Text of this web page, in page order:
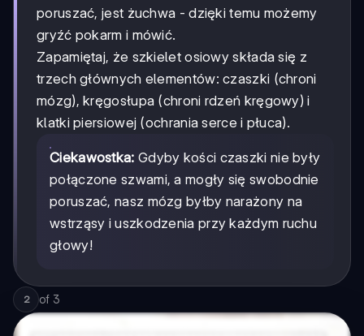
poruszać, jest żuchwa - dzięki temu możemy
gryźć pokarm i mówić.
Zapamiętaj, że szkielet osiowy składa się z
trzech głównych elementów: czaszki (chroni
mózg), kręgosłupa (chroni rdzeń kręgowy) i
klatki piersiowej (ochrania serce i płuca).
Ciekawostka: Gdyby kości czaszki nie były
połączone szwami, a mogły się swobodnie
poruszać, nasz mózg byłby narażony na
wstrząsy i uszkodzenia przy każdym ruchu
głowy!
2 of 3